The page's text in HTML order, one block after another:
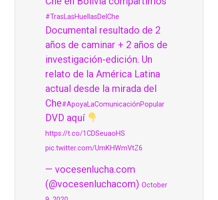
#TrasLasHuellasDelChe
Documental resultado de 2
años de caminar + 2 años de
investigación-edición. Un
relato de la América Latina
actual desde la mirada del
Che#ApoyaLaComunicaciónPopular
DVD aquí
https://t.co/1CDSeuaoHS
pic.twitter.com/UmKHWmVtZ6
— vocesenlucha.com
(@vocesenluchacom) October